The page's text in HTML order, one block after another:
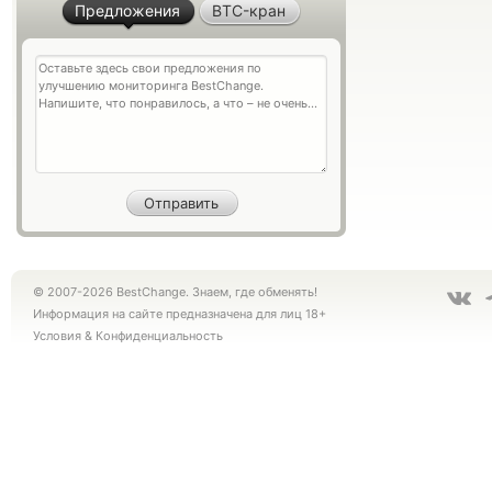
Предложения BTC-кран
© 2007-2026 BestChange. Знаем, где обменять!
Информация на сайте предназначена для лиц 18+
Условия & Конфиденциальность